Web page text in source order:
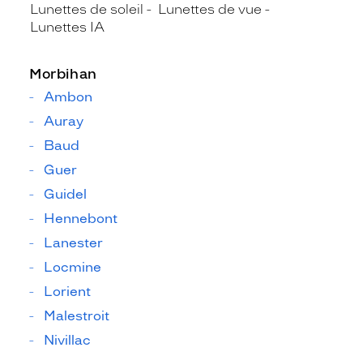
Lunettes de soleil
Lunettes de vue
Lunettes IA
Morbihan
Ambon
Auray
Baud
Guer
Guidel
Hennebont
Lanester
Locmine
Lorient
Malestroit
Nivillac